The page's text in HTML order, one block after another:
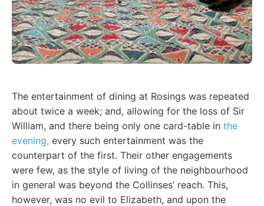
The entertainment of dining at Rosings was repeated
about twice a week; and, allowing for the loss of Sir
William, and there being only one card-table in the
evening, every such entertainment was the
counterpart of the first. Their other engagements
were few, as the style of living of the neighbourhood
in general was beyond the Collinses’ reach. This,
however, was no evil to Elizabeth, and upon the